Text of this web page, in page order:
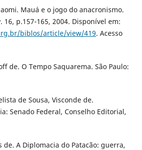
Mauá e o jogo do anacronismo.
16, p.157-165, 2004. Disponível em:
biblos/article/view/419. Acesso
de. O Tempo Saquarema. São Paulo:
de Sousa, Visconde de.
Senado Federal, Conselho Editorial,
de. A Diplomacia do Patacão: guerra,